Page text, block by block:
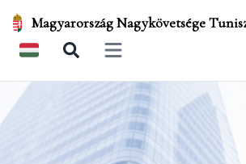
Magyarország Nagykövetsége
Open main menu